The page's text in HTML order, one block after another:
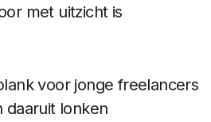
met uitzicht is
voor jonge freelancers
daaruit lonken